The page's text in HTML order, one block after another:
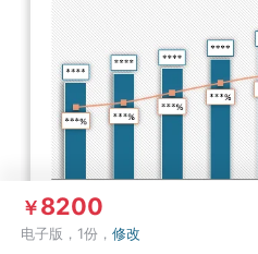
￥8200
电子版，1份，修改